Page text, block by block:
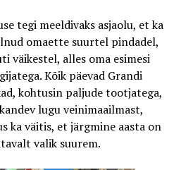
tegi meeldivaks asjaolu, et ka
omaette suurtel pindadel,
väikestel, alles oma esimesi
Kõik päevad Grandi
kohtusin paljude tootjatega,
lugu veinimaailmast,
ka väitis, et järgmine aasta on
valik suurem.